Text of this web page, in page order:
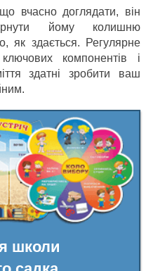
вчасно доглядати, він
йому колишню
як здається. Регулярне
компонентів і
здатні зробити ваш
школи